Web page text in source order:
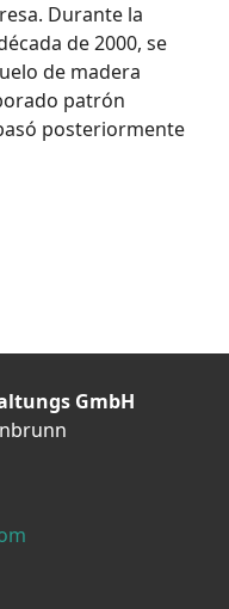
Durante la
de 2000, se
de madera
patrón
posteriormente
GmbH